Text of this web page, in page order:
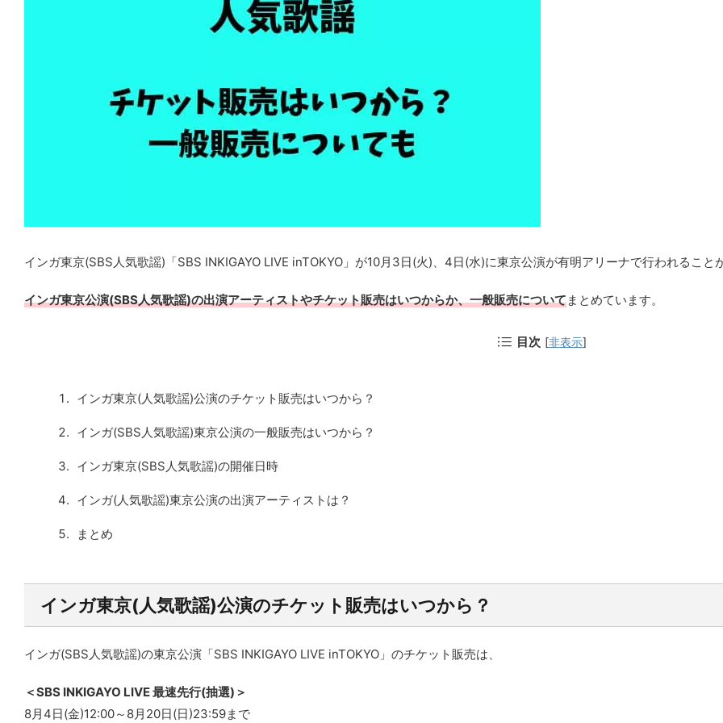
インガ東京(SBS人気歌謡)「SBS INKIGAYO LIVE inTOKYO」が10月3日(火)、4日(水)に東京公演が有明アリーナで行われること
インガ東京公演(SBS人気歌謡)の出演アーティストやチケット販売はいつからか、一般販売についてまとめています。
目次 [非表示]
インガ東京(人気歌謡)公演のチケット販売はいつから？
インガ(SBS人気歌謡)東京公演の一般販売はいつから？
インガ東京(SBS人気歌謡)の開催日時
インガ(人気歌謡)東京公演の出演アーティストは？
まとめ
インガ東京(人気歌謡)公演のチケット販売はいつから？
インガ(SBS人気歌謡)の東京公演「SBS INKIGAYO LIVE inTOKYO」のチケット販売は、
＜SBS INKIGAYO LIVE 最速先行(抽選)＞
8月4日(金)12:00～8月20日(日)23:59まで